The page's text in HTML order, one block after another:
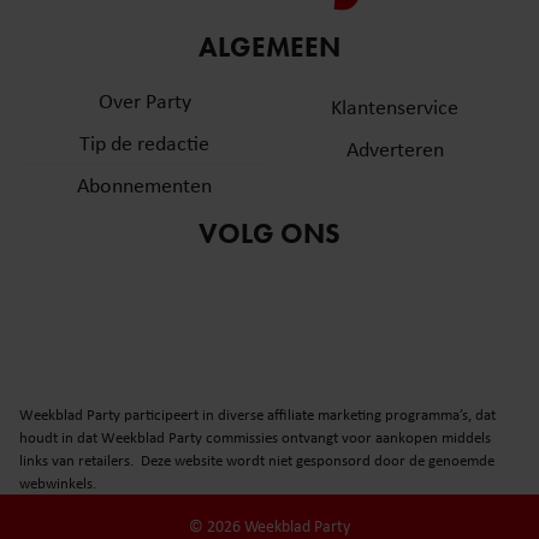
partners voor social media, adverteren en analyse. Deze
informatie die u aan ze heeft verstrekt of die ze hebben
verzameld op basis van uw gebruik van hun services. U
gebruiken.
ALGEMEEN
Over Party
Tip de redactie
Abonnementen
Klantenservice
Adverteren
VOLG ONS
Weekblad Party participeert in diverse affiliate marketing programma’s, dat
houdt in dat Weekblad Party commissies ontvangt voor aankopen middels
links van retailers. Deze website wordt niet gesponsord door de genoemde
webwinkels.
© 2026 Weekblad Party